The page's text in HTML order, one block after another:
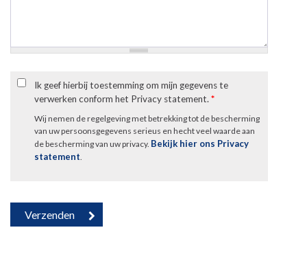
Ik geef hierbij toestemming om mijn gegevens te
verwerken conform het Privacy statement. *
Wij nemen de regelgeving met betrekking tot de bescherming
van uw persoonsgegevens serieus en hecht veel waarde aan
de bescherming van uw privacy. Bekijk hier ons Privacy
statement.